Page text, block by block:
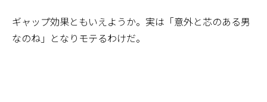
ギャップ効果ともいえようか。実は「意外と芯のある男
なのね」となりモテるわけだ。